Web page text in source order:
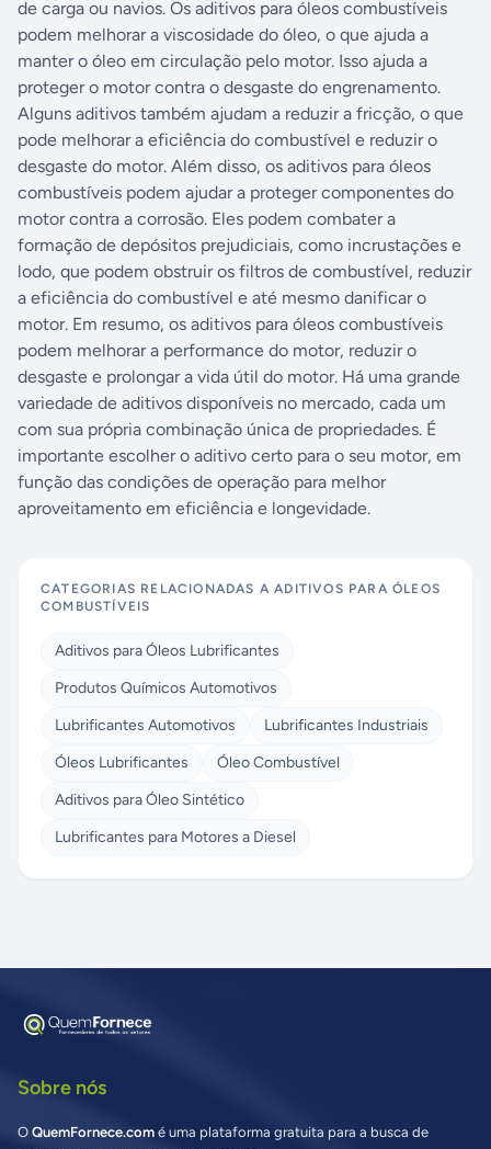
de carga ou navios. Os aditivos para óleos combustíveis
podem melhorar a viscosidade do óleo, o que ajuda a
manter o óleo em circulação pelo motor. Isso ajuda a
proteger o motor contra o desgaste do engrenamento.
Alguns aditivos também ajudam a reduzir a fricção, o que
pode melhorar a eficiência do combustível e reduzir o
desgaste do motor. Além disso, os aditivos para óleos
combustíveis podem ajudar a proteger componentes do
motor contra a corrosão. Eles podem combater a
formação de depósitos prejudiciais, como incrustações e
lodo, que podem obstruir os filtros de combustível, reduzir
a eficiência do combustível e até mesmo danificar o
motor. Em resumo, os aditivos para óleos combustíveis
podem melhorar a performance do motor, reduzir o
desgaste e prolongar a vida útil do motor. Há uma grande
variedade de aditivos disponíveis no mercado, cada um
com sua própria combinação única de propriedades. É
importante escolher o aditivo certo para o seu motor, em
função das condições de operação para melhor
aproveitamento em eficiência e longevidade.
CATEGORIAS RELACIONADAS AADITIVOS PARA ÓLEOS
COMBUSTÍVEIS
Aditivos para Óleos Lubrificantes
Produtos Químicos Automotivos
Lubrificantes Automotivos
Lubrificantes Industriais
Óleos Lubrificantes
Óleo Combustível
Aditivos para Óleo Sintético
Lubrificantes para Motores a Diesel
Sobre nós
O QuemFornece.com é uma plataforma gratuita para a busca de